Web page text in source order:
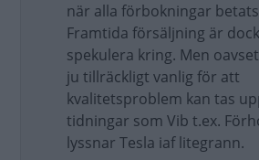
när alla förbokningar
Framtida försäljning är
spekulera kring. Men
ju tillräckligt vanlig för att
kvalitetsproblem kan tas
tidningar som Vib t.ex.
lyssnar Tesla iaf litegrann.